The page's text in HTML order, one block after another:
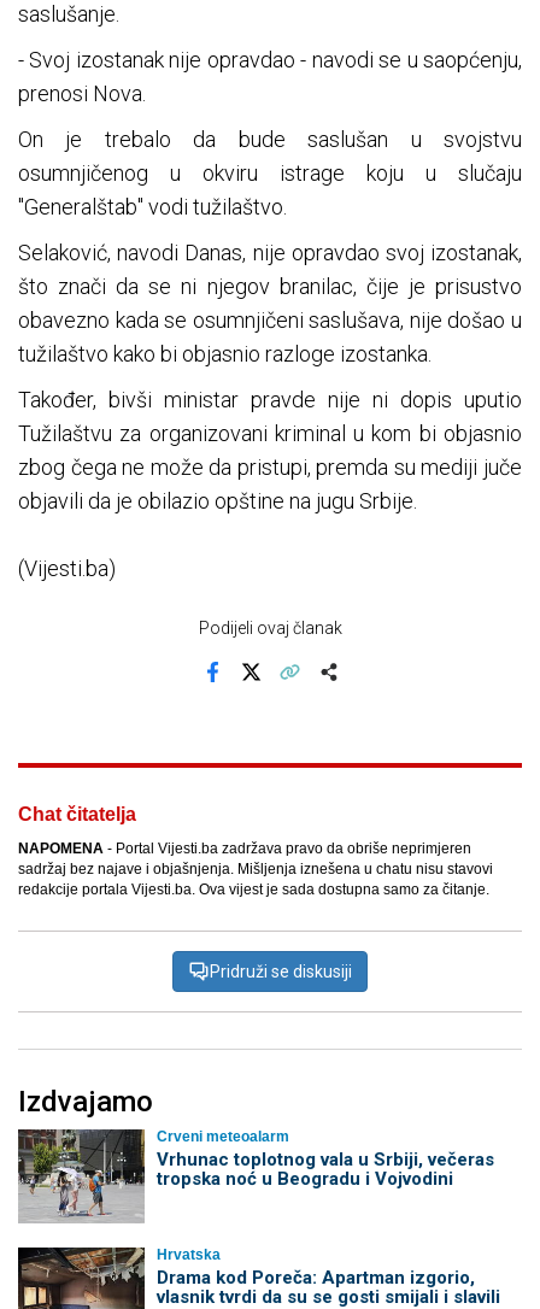
saslušanje.
- Svoj izostanak nije opravdao - navodi se u saopćenju,
prenosi Nova.
On je trebalo da bude saslušan u svojstvu
osumnjičenog u okviru istrage koju u slučaju
"Generalštab" vodi tužilaštvo.
Selaković, navodi Danas, nije opravdao svoj izostanak,
što znači da se ni njegov branilac, čije je prisustvo
obavezno kada se osumnjičeni saslušava, nije došao u
tužilaštvo kako bi objasnio razloge izostanka.
Također, bivši ministar pravde nije ni dopis uputio
Tužilaštvu za organizovani kriminal u kom bi objasnio
zbog čega ne može da pristupi, premda su mediji juče
objavili da je obilazio opštine na jugu Srbije.
(Vijesti.ba)
Podijeli ovaj članak
Chat čitatelja
NAPOMENA - Portal Vijesti.ba zadržava pravo da obriše neprimjeren
sadržaj bez najave i objašnjenja. Mišljenja iznešena u chatu nisu stavovi
redakcije portala Vijesti.ba. Ova vijest je sada dostupna samo za čitanje.
Pridruži se diskusiji
Izdvajamo
Crveni meteoalarm
Vrhunac toplotnog vala u Srbiji, večeras
tropska noć u Beogradu i Vojvodini
Hrvatska
Drama kod Poreča: Apartman izgorio,
vlasnik tvrdi da su se gosti smijali i slavili